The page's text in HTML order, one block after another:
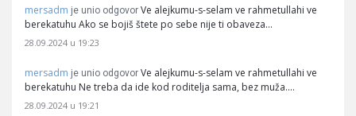
mersadm je unio odgovor Ve alejkumu-s-selam ve rahmetullahi ve
berekatuhu Ako se bojiš štete po sebe nije ti obaveza…
28.09.2024 u 19:23
mersadm je unio odgovor Ve alejkumu-s-selam ve rahmetullahi ve
berekatuhu Ne treba da ide kod roditelja sama, bez muža.…
28.09.2024 u 19:21